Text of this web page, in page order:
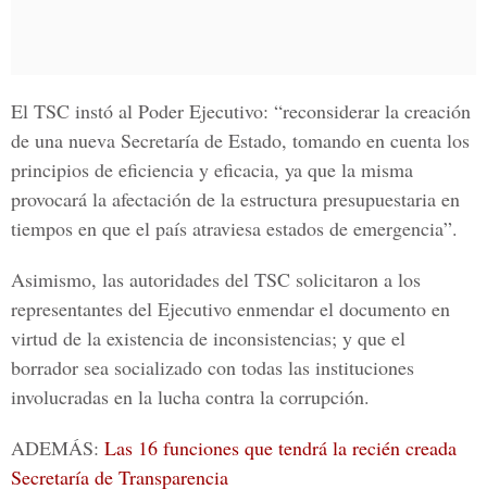
El TSC instó al Poder Ejecutivo: “reconsiderar la creación
de una nueva Secretaría de Estado, tomando en cuenta los
principios de eficiencia y eficacia, ya que la misma
provocará la afectación de la estructura presupuestaria en
tiempos en que el país atraviesa estados de emergencia”.
Asimismo, las autoridades del TSC solicitaron a los
representantes del Ejecutivo enmendar el documento en
virtud de la existencia de inconsistencias; y que el
borrador sea socializado con todas las instituciones
involucradas en la lucha contra la corrupción.
ADEMÁS: Las 16 funciones que tendrá la recién creada
Secretaría de Transparencia